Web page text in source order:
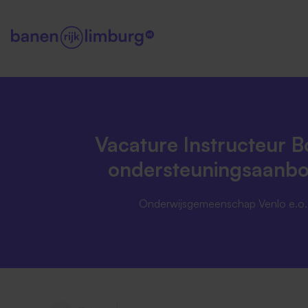
Vacature Instructeur
Onderwijsgemeenschap Venlo e.o.